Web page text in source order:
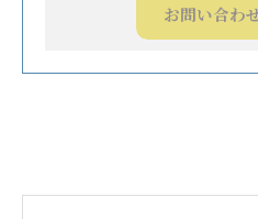
お問い合わ